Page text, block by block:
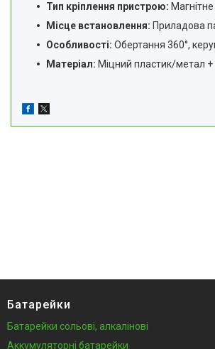
Тип кріплення пристрою:
Місце встановлення: Приладова
Особливості: Обертання 360°,
Матеріал: Міцний пластик/метал +
Батарейки
Батарейки сольові, алкалінові
Аккумуляторні батарейки